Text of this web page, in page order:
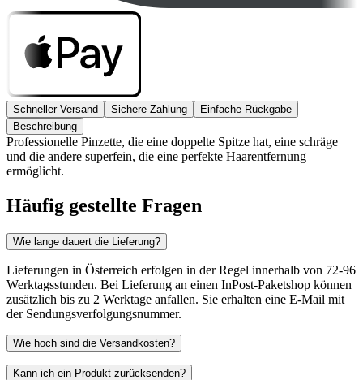
Schneller Versand Sichere Zahlung
Einfache Rückgabe
Beschreibung
Professionelle Pinzette, die eine doppelte Spitze hat, eine schräge
und die andere superfein, die eine perfekte Haarentfernung
ermöglicht.
Häufig gestellte Fragen
Wie lange dauert die Lieferung?
Lieferungen in Österreich erfolgen in der Regel innerhalb von 72-96
Werktagsstunden. Bei Lieferung an einen InPost-Paketshop können
zusätzlich bis zu 2 Werktage anfallen. Sie erhalten eine E-Mail mit
der Sendungsverfolgungsnummer.
Wie hoch sind die Versandkosten?
Kann ich ein Produkt zurücksenden?